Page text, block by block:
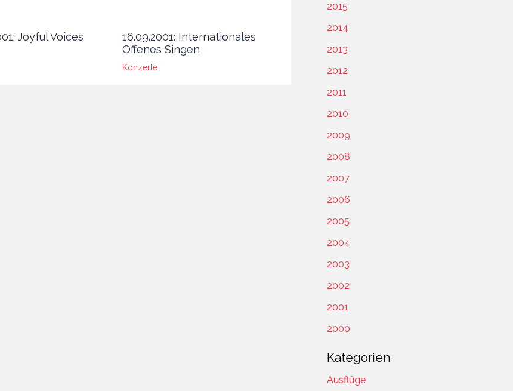
Joyful Voices
16.09.2001: Internationales
Offenes Singen
Konzerte
2015
2014
2013
2012
2011
2010
2009
2008
2007
2006
2005
2004
2003
2002
2001
2000
Kategorien
Ausflüge